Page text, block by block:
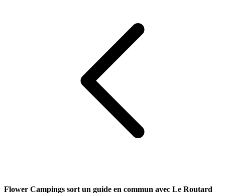
Flower Campings sort un guide en commun avec Le Routard